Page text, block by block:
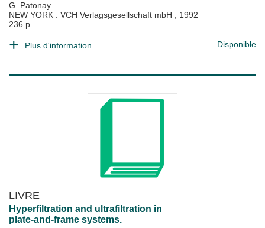
G. Patonay
NEW YORK : VCH Verlagsgesellschaft mbH ; 1992
236 p.
Plus d'information... Disponible
LIVRE
Hyperfiltration and ultrafiltration in
plate-and-frame systems.